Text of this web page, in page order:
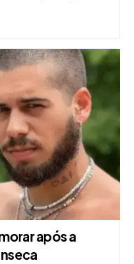
após a